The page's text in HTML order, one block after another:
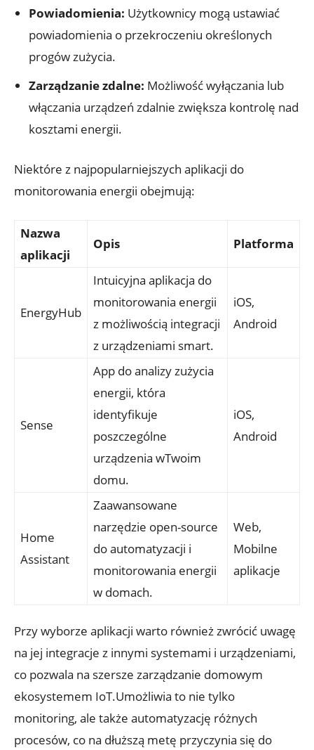
Powiadomienia: Użytkownicy mogą ustawiać
powiadomienia o przekroczeniu określonych
progów zużycia.
Zarządzanie zdalne: Możliwość wyłączania lub
włączania urządzeń zdalnie zwiększa kontrolę nad
kosztami energii.
Niektóre z najpopularniejszych aplikacji do
monitorowania energii obejmują:
Nazwa
aplikacji
Opis Platforma
EnergyHub
Intuicyjna aplikacja do
monitorowania energii
z możliwością integracji
z urządzeniami smart.
iOS,
Android
Sense
App do analizy zużycia
energii, która
identyfikuje
poszczególne
urządzenia wTwoim
domu.
iOS,
Android
Home
Assistant
Zaawansowane
narzędzie open-source
do automatyzacji i
monitorowania energii
w domach.
Web,
Mobilne
aplikacje
Przy wyborze aplikacji warto również zwrócić uwagę
na jej integracje z innymi systemami i urządzeniami,
co pozwala na szersze zarządzanie domowym
ekosystemem IoT.Umożliwia to nie tylko
monitoring, ale także automatyzację różnych
procesów, co na dłuższą metę przyczynia się do